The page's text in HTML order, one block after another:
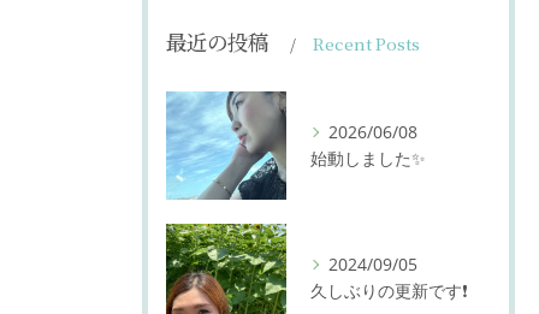
最近の投稿 Recent Posts
2026/06/08
始動しました✨
2024/09/05
久しぶりの更新です❗️